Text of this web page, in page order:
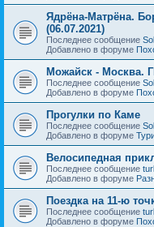
Ядрёна-Матрёна.
(06.07.2021)
Последнее сообщение
Добавлено в форуме
Можайск - Москва.
Последнее сообщение
Добавлено в форуме
Прогулки по Каме
Последнее сообщение
Добавлено в форуме
Велосипедная
Последнее сообщение
Добавлено в форуме
Поездка на 11-ю
Последнее сообщение
Добавлено в форуме